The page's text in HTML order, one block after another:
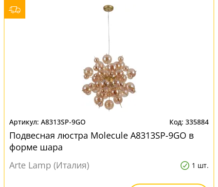
A8313SP-9GO 335884
Подвесная люстра Molecule A8313SP-9GO в
форме шара
Arte Lamp (Италия)
1 шт.